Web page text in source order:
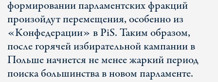
формировании парламентских фракций
произойдут перемещения, особенно из
«Конфедерации» в PiS. Таким образом,
после горячей избирательной кампании в
Польше начнется не менее жаркий период
поиска большинства в новом парламенте.